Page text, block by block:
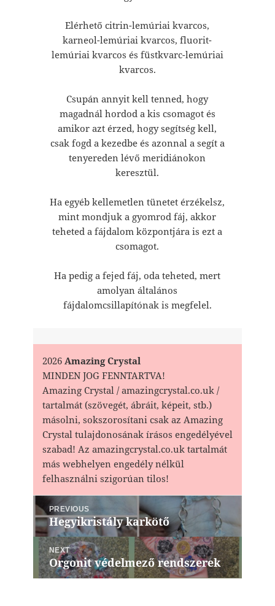
Elérhető citrin-lemúriai kvarcos,
karneol-lemúriai kvarcos, fluorit-
lemúriai kvarcos és füstkvarc-lemúriai
kvarcos.
Csupán annyit kell tenned, hogy
magadnál hordod a kis csomagot és
amikor azt érzed, hogy segítség kell,
csak fogd a kezedbe és azonnal a segít a
tenyereden lévő meridiánokon
keresztül.
Ha egyéb kellemetlen tünetet érzékelsz,
mint mondjuk a gyomrod fáj, akkor
teheted a fájdalom központjára is ezt a
csomagot.
Ha pedig a fejed fáj, oda teheted, mert
amolyan általános
fájdalomcsillapítónak is megfelel.
2026Amazing Crystal
MINDEN JOG FENNTARTVA!
Amazing Crystal / amazingcrystal.co.uk /
tartalmát (szövegét, ábráit, képeit, stb.)
másolni, sokszorosítani csak az Amazing
Crystal tulajdonosának írásos engedélyével
szabad! Az amazingcrystal.co.uk tartalmát
más webhelyen engedély nélkül
felhasználni szigorúan tilos!
Bejegyzés
navigáció
PREVIOUS
Previous
post:
Hegyikristály karkötő
NEXT
Next
post:
Orgonit védelmező rendszerek